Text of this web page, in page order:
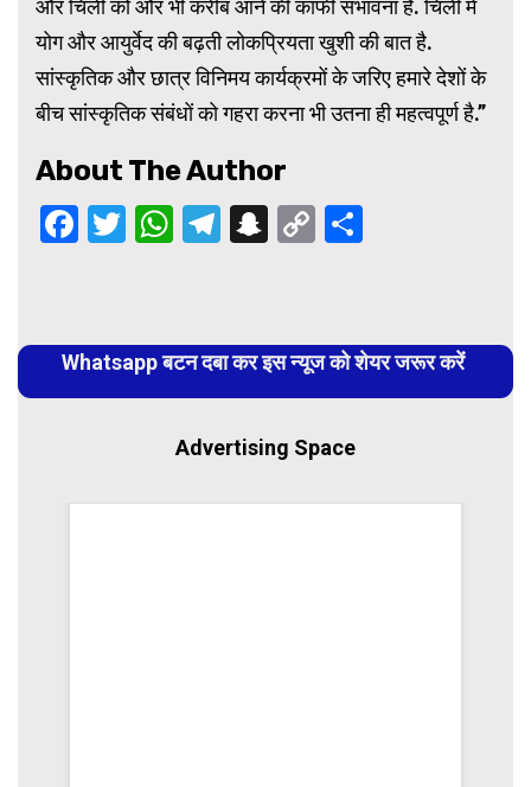
और चिली को और भी करीब आने की काफी संभावना है. चिली में
योग और आयुर्वेद की बढ़ती लोकप्रियता खुशी की बात है.
सांस्कृतिक और छात्र विनिमय कार्यक्रमों के जरिए हमारे देशों के
बीच सांस्कृतिक संबंधों को गहरा करना भी उतना ही महत्वपूर्ण है.”
About The Author
Facebook
Twitter
WhatsApp
Telegram
Snapchat
Copy
Reading
Whatsapp बटन दबा कर इस न्यूज को शेयर जरूर करें
Advertising Space